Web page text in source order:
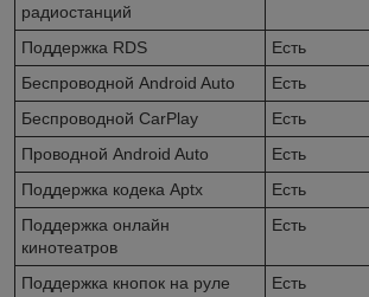
радиостанций
Поддержка RDS
Есть
Беспроводной Android Auto
Есть
Беспроводной CarPlay
Есть
Проводной Android Auto
Есть
Поддержка кодека Aptx
Есть
Поддержка онлайн
кинотеатров
Есть
Поддержка кнопок на руле
Есть